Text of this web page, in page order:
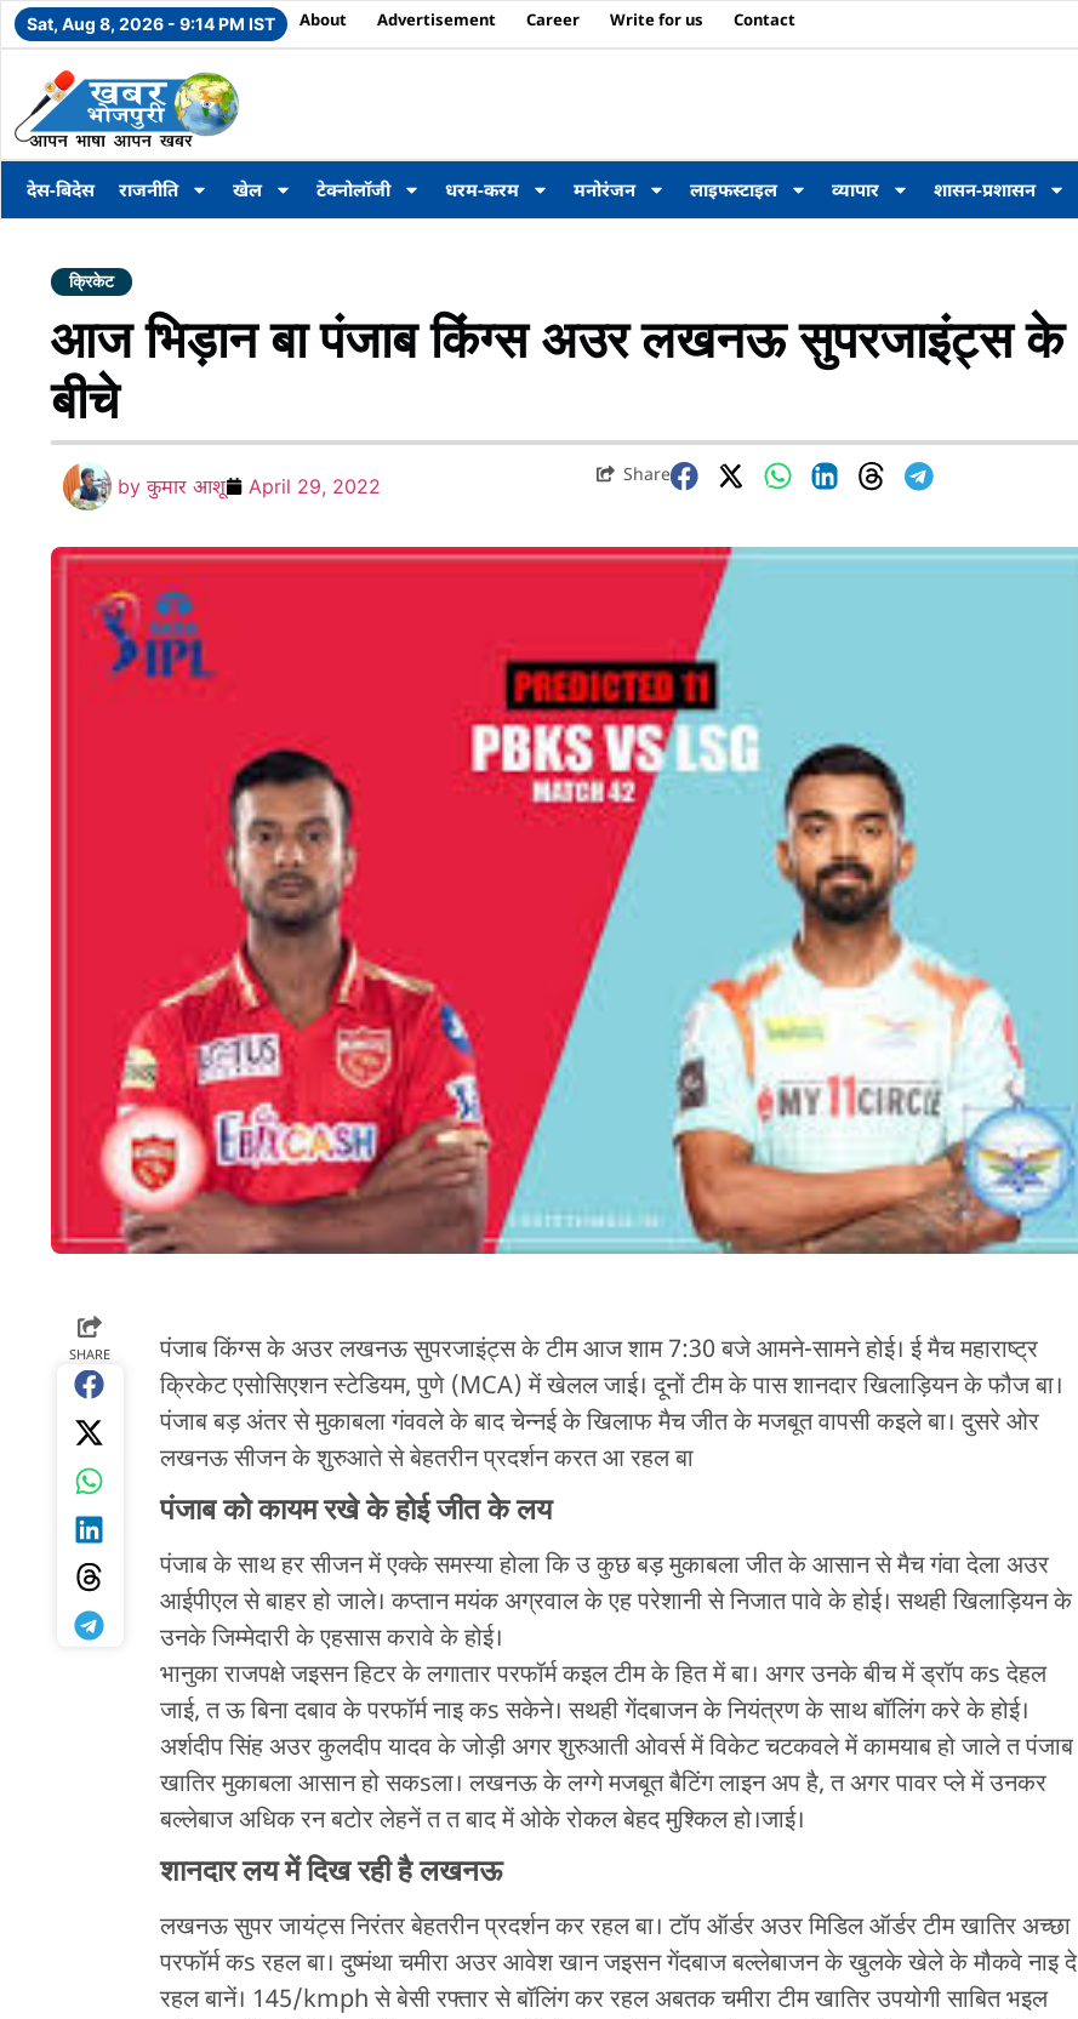
Sat, Aug 8, 2026 - 9:14 PM IST About Advertisement Career Write for us Contact
देस-बिदेस राजनीति खेल टेक्नोलॉजी धरम-करम मनोरंजन लाइफस्टाइल व्यापार शासन-प्रशासन
क्रिकेट
आज भिड़ान बा पंजाब किंग्स अउर लखनऊ सुपरजाइंट्स के
बीचे
by कुमार आशू April 29, 2022
Share
SHARE
पंजाब किंग्स के अउर लखनऊ सुपरजाइंट्स के टीम आज शाम 7:30 बजे आमने-सामने होई। ई मैच महाराष्ट्र
क्रिकेट एसोसिएशन स्टेडियम, पुणे (MCA) में खेलल जाई। दूनों टीम के पास शानदार खिलाड़ियन के फौज बा।
पंजाब बड़ अंतर से मुकाबला गंववले के बाद चेन्नई के खिलाफ मैच जीत के मजबूत वापसी कइले बा। दुसरे ओर
लखनऊ सीजन के शुरुआते से बेहतरीन प्रदर्शन करत आ रहल बा
पंजाब को कायम रखे के होई जीत के लय
पंजाब के साथ हर सीजन में एक्के समस्या होला कि उ कुछ बड़ मुकाबला जीत के आसान से मैच गंवा देला अउर
आईपीएल से बाहर हो जाले। कप्तान मयंक अग्रवाल के एह परेशानी से निजात पावे के होई। सथही खिलाड़ियन के
उनके जिम्मेदारी के एहसास करावे के होई।
भानुका राजपक्षे जइसन हिटर के लगातार परफॉर्म कइल टीम के हित में बा। अगर उनके बीच में ड्रॉप कs देहल
जाई, त ऊ बिना दबाव के परफॉर्म नाइ कs सकेने। सथही गेंदबाजन के नियंत्रण के साथ बॉलिंग करे के होई।
अर्शदीप सिंह अउर कुलदीप यादव के जोड़ी अगर शुरुआती ओवर्स में विकेट चटकवले में कामयाब हो जाले त पंजाब
खातिर मुकाबला आसान हो सकsला। लखनऊ के लग्गे मजबूत बैटिंग लाइन अप है, त अगर पावर प्ले में उनकर
बल्लेबाज अधिक रन बटोर लेहनें त त बाद में ओके रोकल बेहद मुश्किल हो।जाई।
शानदार लय में दिख रही है लखनऊ
लखनऊ सुपर जायंट्स निरंतर बेहतरीन प्रदर्शन कर रहल बा। टॉप ऑर्डर अउर मिडिल ऑर्डर टीम खातिर अच्छा
परफॉर्म कs रहल बा। दुष्मंथा चमीरा अउर आवेश खान जइसन गेंदबाज बल्लेबाजन के खुलके खेले के मौकवे नाइ दे
रहल बानें। 145/kmph से बेसी रफ्तार से बॉलिंग कर रहल अबतक चमीरा टीम खातिर उपयोगी साबित भइल